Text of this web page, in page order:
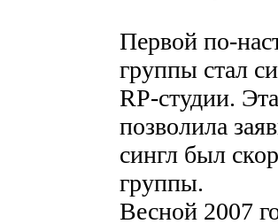
Первой по-
группы стал
RP-студии.
позволила
сингл был
группы.
Весной 2007